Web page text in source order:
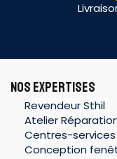
NOS EXPERTISES
Revendeur Sthil
Atelier
Centres-services
Conception